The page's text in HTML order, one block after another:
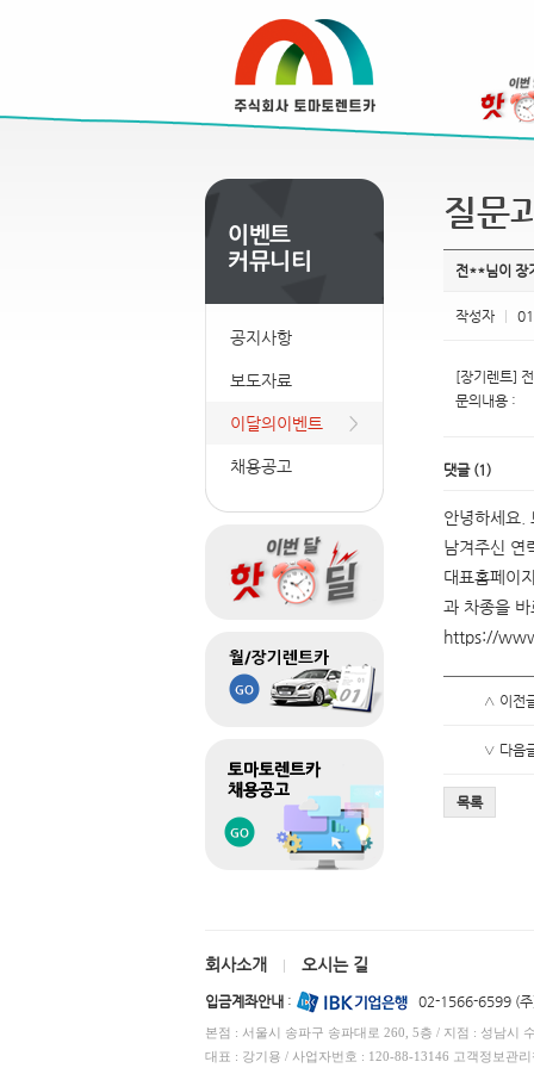
공지사항
보도자료
이달의이벤트
채용공고
질문
전**님이 장
작성자
[장기렌트]
문의내용 :
댓글 (1)
안녕하세요.
남겨주신 연
대표홈페이
과 차종을
https://
∧ 이전
∨ 다음
목록
회사소개 오시는 길
입금계좌안내 : 02-1566-6599 (주
본점 : 서울시 송파구 송파대로 260, 5층 / 지점 : 성남시
대표 : 강기용 / 사업자번호 : 120-88-13146 고객정보관